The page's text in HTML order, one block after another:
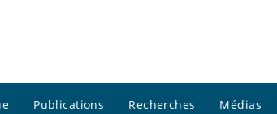
Publications Recherches Médias